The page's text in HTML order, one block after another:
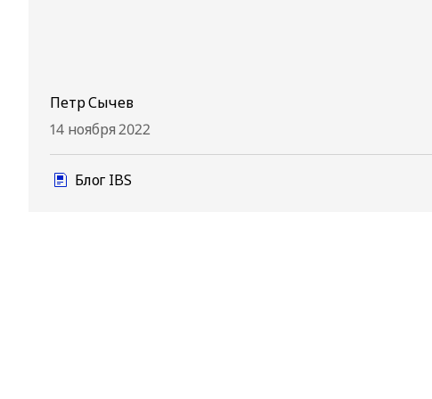
Петр Сычев
14 ноября 2022
Блог IBS